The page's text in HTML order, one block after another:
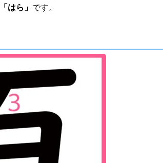
「はら」 です。